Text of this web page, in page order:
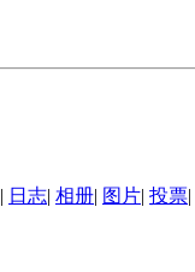
| 日志| 相册| 图片| 投票|